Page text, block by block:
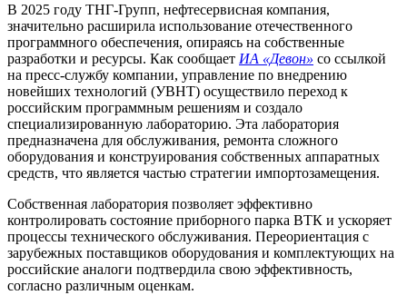
В 2025 году ТНГ-Групп, нефтесервисная компания,
значительно расширила использование отечественного
программного обеспечения, опираясь на собственные
разработки и ресурсы. Как сообщает ИА «Девон» со ссылкой
на пресс-службу компании, управление по внедрению
новейших технологий (УВНТ) осуществило переход к
российским программным решениям и создало
специализированную лабораторию. Эта лаборатория
предназначена для обслуживания, ремонта сложного
оборудования и конструирования собственных аппаратных
средств, что является частью стратегии импортозамещения.
Собственная лаборатория позволяет эффективно
контролировать состояние приборного парка ВТК и ускоряет
процессы технического обслуживания. Переориентация с
зарубежных поставщиков оборудования и комплектующих на
российские аналоги подтвердила свою эффективность,
согласно различным оценкам.